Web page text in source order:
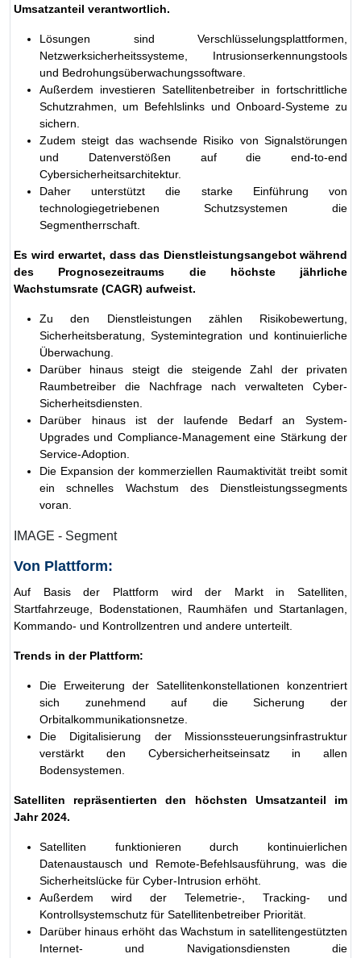
Umsatzanteil verantwortlich.
Lösungen sind Verschlüsselungsplattformen,
Netzwerksicherheitssysteme, Intrusionserkennungstools
und Bedrohungsüberwachungssoftware.
Außerdem investieren Satellitenbetreiber in fortschrittliche
Schutzrahmen, um Befehlslinks und Onboard-Systeme zu
sichern.
Zudem steigt das wachsende Risiko von Signalstörungen
und Datenverstößen auf die end-to-end
Cybersicherheitsarchitektur.
Daher unterstützt die starke Einführung von
technologiegetriebenen Schutzsystemen die
Segmentherrschaft.
Es wird erwartet, dass das Dienstleistungsangebot während
des Prognosezeitraums die höchste jährliche
Wachstumsrate (CAGR) aufweist.
Zu den Dienstleistungen zählen Risikobewertung,
Sicherheitsberatung, Systemintegration und kontinuierliche
Überwachung.
Darüber hinaus steigt die steigende Zahl der privaten
Raumbetreiber die Nachfrage nach verwalteten Cyber-
Sicherheitsdiensten.
Darüber hinaus ist der laufende Bedarf an System-
Upgrades und Compliance-Management eine Stärkung der
Service-Adoption.
Die Expansion der kommerziellen Raumaktivität treibt somit
ein schnelles Wachstum des Dienstleistungssegments
voran.
IMAGE - Segment
Von Plattform:
Auf Basis der Plattform wird der Markt in Satelliten,
Startfahrzeuge, Bodenstationen, Raumhäfen und Startanlagen,
Kommando- und Kontrollzentren und andere unterteilt.
Trends in der Plattform:
Die Erweiterung der Satellitenkonstellationen konzentriert
sich zunehmend auf die Sicherung der
Orbitalkommunikationsnetze.
Die Digitalisierung der Missionssteuerungsinfrastruktur
verstärkt den Cybersicherheitseinsatz in allen
Bodensystemen.
Satelliten repräsentierten den höchsten Umsatzanteil im
Jahr 2024.
Satelliten funktionieren durch kontinuierlichen
Datenaustausch und Remote-Befehlsausführung, was die
Sicherheitslücke für Cyber-Intrusion erhöht.
Außerdem wird der Telemetrie-, Tracking- und
Kontrollsystemschutz für Satellitenbetreiber Priorität.
Darüber hinaus erhöht das Wachstum in satellitengestützten
Internet- und Navigationsdiensten die